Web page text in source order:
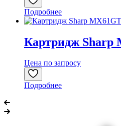
Подробнее
Картридж Sharp
Цена по запросу
Подробнее